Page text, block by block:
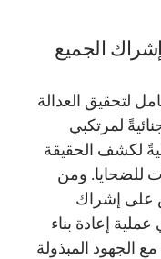
الجميع
لتحقيق العدالة
لمرتكبي
لكشف الحقيقة
للضحايا. ومن
على إشراك
إعادة بناء
الجهود المبذولة